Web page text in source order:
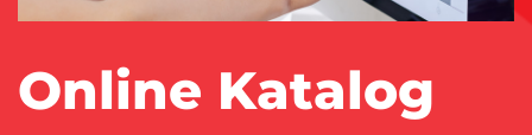
Online Katalog